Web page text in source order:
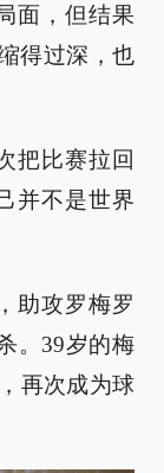
面，但结果
得过深，也
把比赛拉回
并不是世界
助攻罗梅罗
。39岁的梅
再次成为球